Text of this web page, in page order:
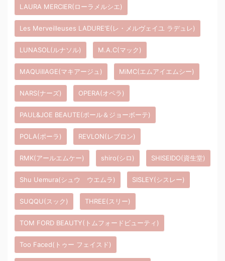
LAURA MERCIER(ローラメルシエ)
Les Merveilleuses LADURE'E(レ・メルヴェイユ ラデュレ)
LUNASOL(ルナソル) M.A.C(マック)
MAQUillAGE(マキアージュ) MiMC(エムアイエムシー)
NARS(ナーズ) OPERA(オペラ)
PAUL&JOE BEAUTE(ポール＆ジョーボーテ)
POLA(ポーラ) REVLON(レブロン)
RMK(アールエムケー) shiro(シロ) SHISEIDO(資生堂)
Shu Uemura(シュウ ウエムラ) SISLEY(シスレー)
SUQQU(スック) THREE(スリー)
TOM FORD BEAUTY(トムフォードビューティ)
Too Faced(トゥー フェイスド)